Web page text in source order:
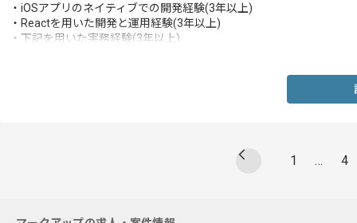
・iOSアプリのネイティブでの開発経験(3年以上)
・Reactを用いた開発と運用経験(3年以上)
・下記を用いた実務経験(3年以上)
1 … 4